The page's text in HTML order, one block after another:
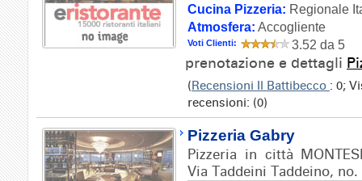
Cucina Pizzeria: Regionale
Atmosfera: Accogliente
Voti Clienti: 3.52 da 5
prenotazione e dettagli
(Recensioni Il Battibecco : 0;
recensioni: (0)
Pizzeria Gabry
Pizzeria in città
Via Taddeini Taddeino, no.